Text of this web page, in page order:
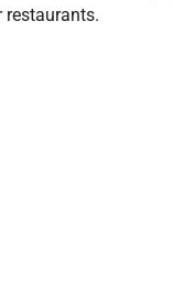
restaurants.